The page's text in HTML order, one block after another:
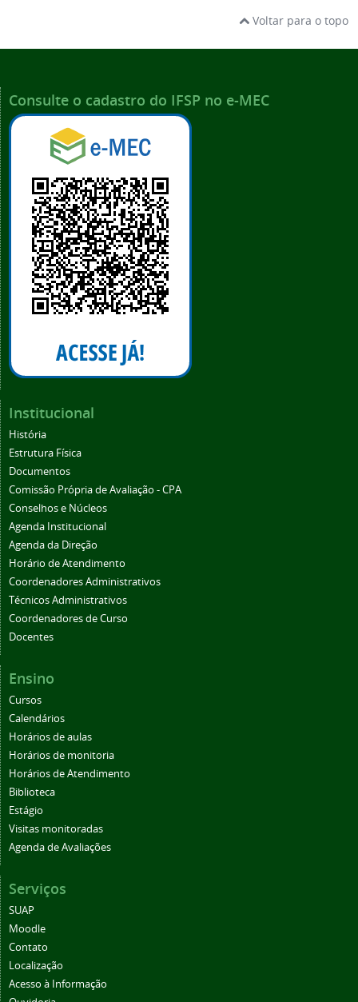
Voltar para o topo
Consulte o cadastro do IFSP no e-MEC
Institucional
História
Estrutura Física
Documentos
Comissão Própria de Avaliação - CPA
Conselhos e Núcleos
Agenda Institucional
Agenda da Direção
Horário de Atendimento
Coordenadores Administrativos
Técnicos Administrativos
Coordenadores de Curso
Docentes
Ensino
Cursos
Calendários
Horários de aulas
Horários de monitoria
Horários de Atendimento
Biblioteca
Estágio
Visitas monitoradas
Agenda de Avaliações
Serviços
SUAP
Moodle
Contato
Localização
Acesso à Informação